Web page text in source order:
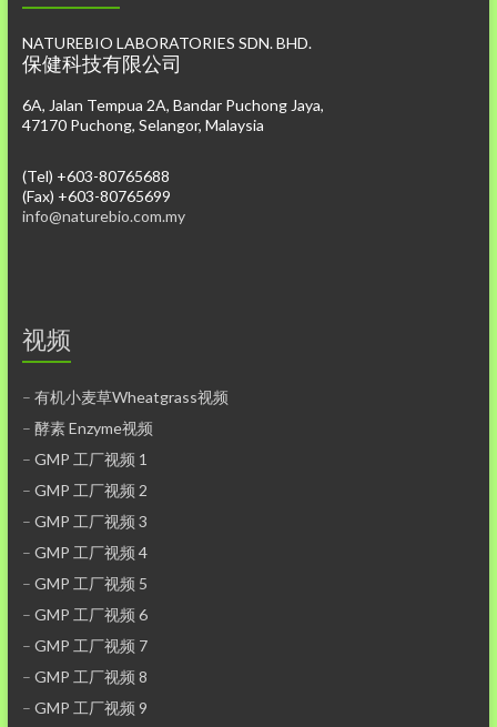
NATUREBIO LABORATORIES SDN. BHD.
保健科技有限公司
6A, Jalan Tempua 2A, Bandar Puchong Jaya,
47170 Puchong, Selangor, Malaysia
(Tel) +603-80765688
(Fax) +603-80765699
info@naturebio.com.my
视频
– 有机小麦草Wheatgrass视频
– 酵素 Enzyme视频
– GMP 工厂视频 1
– GMP 工厂视频 2
– GMP 工厂视频 3
– GMP 工厂视频 4
– GMP 工厂视频 5
– GMP 工厂视频 6
– GMP 工厂视频 7
– GMP 工厂视频 8
– GMP 工厂视频 9